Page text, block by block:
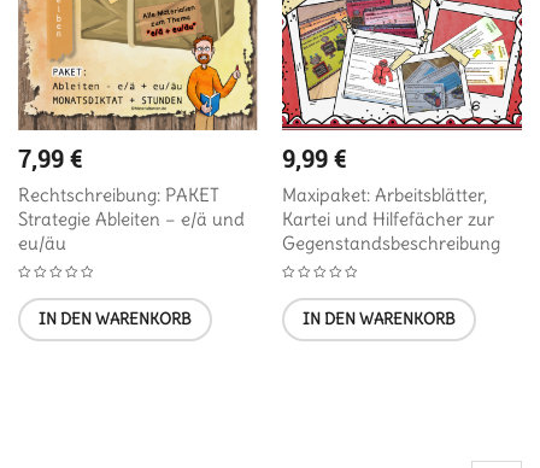
7,99€
Rechtschreibung: PAKET
Strategie Ableiten – e/ä und
eu/äu
IN DEN WARENKORB
9,99€
Maxipaket: Arbeitsblätter,
Kartei und Hilfefächer zur
Gegenstandsbeschreibung
IN DEN WARENKORB